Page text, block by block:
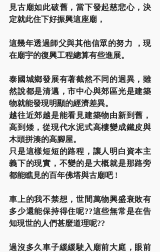
見古廟如此破舊，當下發起慈悲心，決
定就此住下好振興這座廟，
這幾年透過師父與其他信眾的努力 ，現
在廟宇的復興工程總算有些進展。
泰國城鄉發展有著截然不同的迥異，雖
然說都是清邁，市中心與郊區光是建築
物就能發現明顯的經濟差異。
越往近郊越是能看見建築物由新到舊，
高到矮，從現代水泥式高樓變成鐵皮與
木頭拼湊的高腳屋。
只是這樣短短的路程，讓人明白資本主
義下的現實，不變的是大概就是那路旁
都能瞧見的百年佛塔與古廟吧 !
車上的我不禁想，世間萬物興盛衰敗有
多少還能保持得住呢??這些無常是在告
知現世的人們甚麼道理呢??
過沒多久車子緩緩駛入廟前大庭，眼前